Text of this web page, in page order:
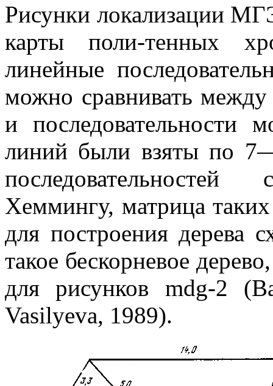
Рисунки локализации
карты поли-тенных
линейные
можно сравнивать
и
линий были взяты по
Хеммингу, матрица
для построения дерева
такое бескорневое
для рисунков mdg-2
Vasilyeva, 1989).